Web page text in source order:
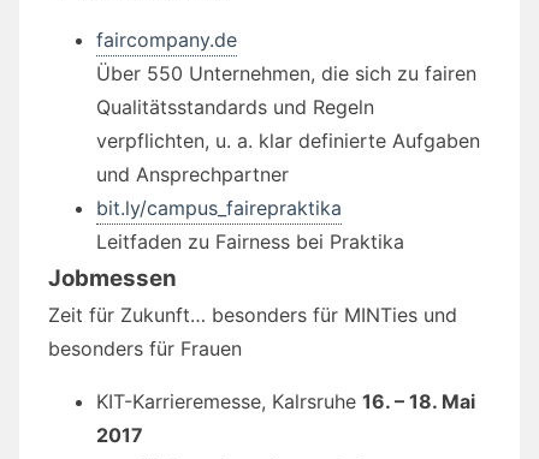
faircompany.de
Über 550 Unternehmen, die sich zu fairen
Qualitätsstandards und Regeln
verpflichten, u. a. klar definierte Aufgaben
und Ansprechpartner
bit.ly/campus_fairepraktika
Leitfaden zu Fairness bei Praktika
Jobmessen
Zeit für Zukunft… besonders für MINTies und
besonders für Frauen
KIT-Karrieremesse, Kalrsruhe 16. – 18. Mai
2017